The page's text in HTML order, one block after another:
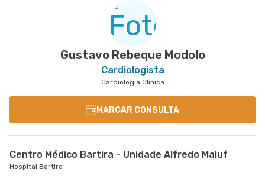
Rua Jose de Melo nr. 180 - Vila Dora, Santo Andre
Rua Santos Dumont nr. 139 - Vila Bocaina, Maua -
Gustavo Rebeque Modolo
Cardiologista
Cardiologia Clinica
MARCAR CONSULTA
Centro Médico Bartira - Unidade Alfredo Maluf
Hospital Bartira